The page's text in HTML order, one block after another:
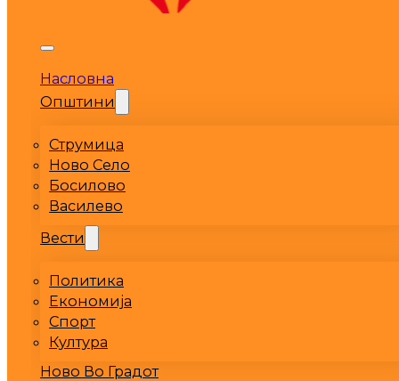
Насловна
Општини
Струмица
Ново Село
Босилово
Василево
Вести
Политика
Економија
Спорт
Култура
Ново Во Градот